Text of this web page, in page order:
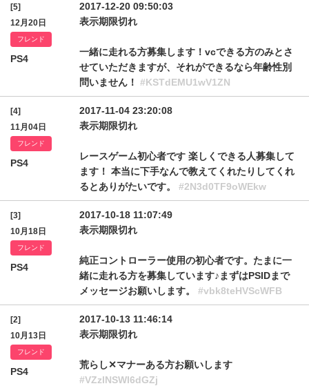
[5]
12月20日
フレンド
PS4
2017-12-20 09:50:03
表示期限切れ
一緒に走れる方募集します！vcできる方のみとさ
せていただきますが、それができるなら年齢性別
問いません！ #KSTdEMU1wV1ZN
[4]
11月04日
フレンド
PS4
2017-11-04 23:20:08
表示期限切れ
レースゲーム初心者です 楽しくできる人募集して
ます！ 本当に下手なんで教えてくれたりしてくれ
るとありがたいです。 #2N3d0TF9oWEkw
[3]
10月18日
フレンド
PS4
2017-10-18 11:07:49
表示期限切れ
純正コントローラー使用の初心者です。たまに一
緒に走れる方を募集しています♪まずはPSIDまで
メッセージお願いします。 #vbk8teHVScWFB
[2]
10月13日
フレンド
PS4
2017-10-13 11:46:14
表示期限切れ
荒らし✕マナーある方お願いします
#VZzlNSWl6dGZj